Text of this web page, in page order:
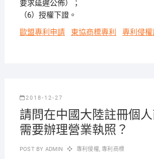
要求延遲公佈）；
（6）授權下證。
歐盟專利申請
東協商標專利 專利侵
2018-12-27
請問在中國大陸註冊個
需要辦理營業執照？
POST BY ADMIN 專利侵權,專利商標